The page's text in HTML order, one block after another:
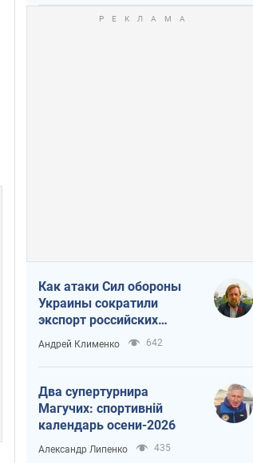
Как атаки Сил обороны
Украины сократили
экспорт российских
нефтепродуктов
Андрей Клименко 642
Два супертурнира
Магучих: спортивній
календарь осени-2026
Александр Липенко 435